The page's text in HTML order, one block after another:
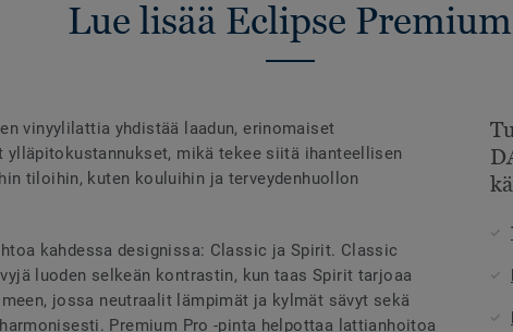
Lue lisää Eclipse Premium
vinyylilattia yhdistää laadun, erinomaiset
ylläpitokustannukset, mikä tekee siitä ihanteellisen
tiloihin, kuten kouluihin ja terveydenhuollon
kahdessa designissa: Classic ja Spirit. Classic
luoden selkeän kontrastin, kun taas Spirit tarjoaa
jossa neutraalit lämpimät ja kylmät sävyt sekä
Premium Pro -pinta helpottaa lattianhoitoa